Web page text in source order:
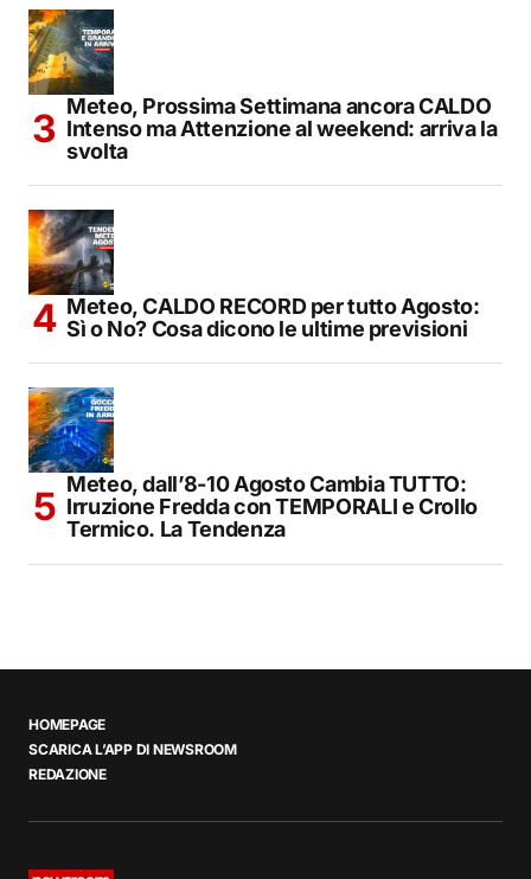
Meteo, Prossima Settimana ancora CALDO
Intenso ma Attenzione al weekend: arriva la
svolta
Meteo, CALDO RECORD per tutto Agosto:
Sì o No? Cosa dicono le ultime previsioni
Meteo, dall’8-10 Agosto Cambia TUTTO:
Irruzione Fredda con TEMPORALI e Crollo
Termico. La Tendenza
HOMEPAGE
SCARICA L’APP DI NEWSROOM
REDAZIONE